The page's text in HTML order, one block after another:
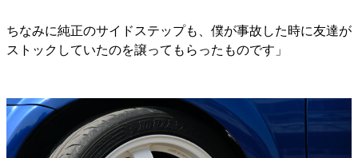
ちなみに純正のサイドステップも、僕が事故した時に友達が
ストックしていたのを譲ってもらったものです」